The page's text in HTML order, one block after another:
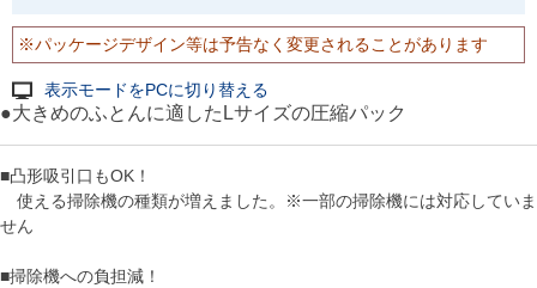
※パッケージデザイン等は予告なく変更されることがあります
表示モードをPCに切り替える
●大きめのふとんに適したLサイズの圧縮パック
■凸形吸引口もOK！
使える掃除機の種類が増えました。※一部の掃除機には対応していま
せん
■掃除機への負担減！